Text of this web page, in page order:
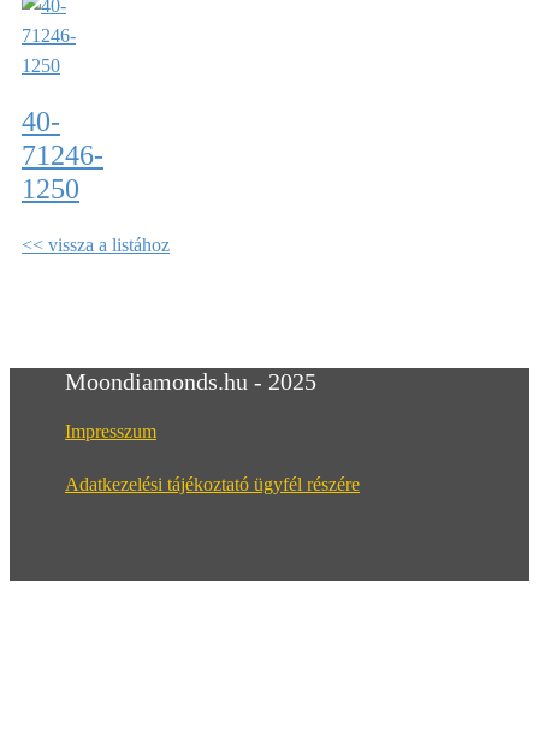
40-
71246-
1250
<< vissza a listához
Moondiamonds.hu - 2025
Impresszum
Adatkezelési tájékoztató ügyfél részére